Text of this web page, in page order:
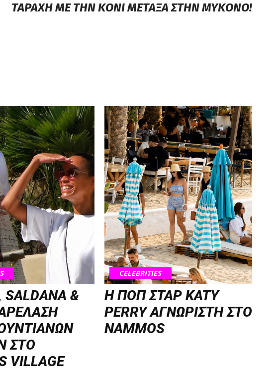
ΤΑΡΑΧΗ ΜΕ ΤΗΝ ΚΟΝΙ ΜΕΤΑΞΑ ΣΤΗΝ ΜΥΚΟΝΟ!
SALDANA &
ΣΤΟ
VILLAGE
CELEBRITIES
H ΠΟΠ ΣΤΑΡ KATY
PERRY ΑΓΝΩΡΙΣΤΗ ΣΤΟ
NAMMOS